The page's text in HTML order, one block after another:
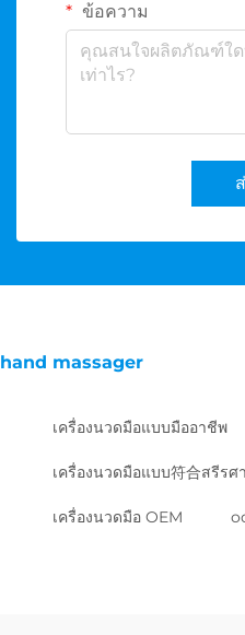
ข้อความ
hand massager
เครื่องนวดมือแบบมืออาชีพ
เครื่องนวดมือแบบ符合สรีรศ
เครื่องนวดมือ OEM